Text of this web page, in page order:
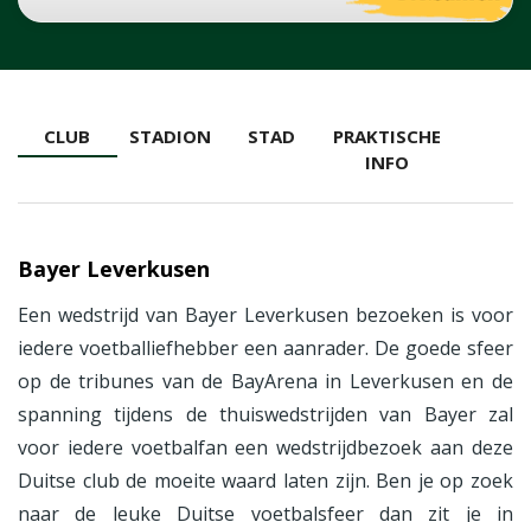
CLUB STADION STAD
PRAKTISCHE
INFO
Bayer Leverkusen
Een wedstrijd van Bayer Leverkusen bezoeken is voor
iedere voetballiefhebber een aanrader. De goede sfeer
op de tribunes van de BayArena in Leverkusen en de
spanning tijdens de thuiswedstrijden van Bayer zal
voor iedere voetbalfan een wedstrijdbezoek aan deze
Duitse club de moeite waard laten zijn. Ben je op zoek
naar de leuke Duitse voetbalsfeer dan zit je in